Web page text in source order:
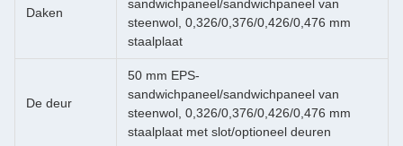
Daken
sandwichpaneel/sandwichpaneel van
steenwol, 0,326/0,376/0,426/0,476 mm
staalplaat
De deur
50 mm EPS-
sandwichpaneel/sandwichpaneel van
steenwol, 0,326/0,376/0,426/0,476 mm
staalplaat met slot/optioneel deuren